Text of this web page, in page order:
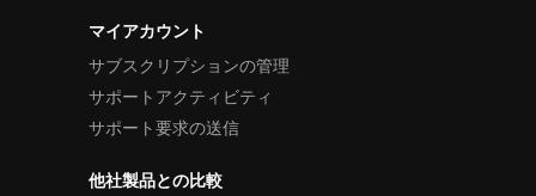
マイアカウント
サブスクリプションの管理
サポートアクティビティ
サポート要求の送信
他社製品との比較